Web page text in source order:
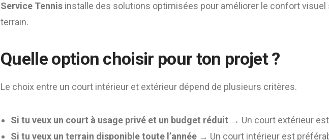
Service Tennis installe des solutions optimisées pour améliorer le confort visuel
terrain.
Quelle option choisir pour ton projet ?
Le choix entre un court intérieur et extérieur dépend de plusieurs critères.
Si tu veux un court à usage privé et un budget réduit → Un court extérieur
Si tu veux un terrain disponible toute l’année → Un court intérieur est